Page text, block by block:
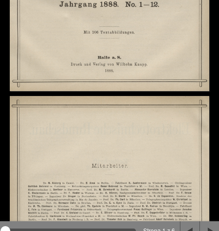
Na stronie wykorzystywane są pliki cookie, bądź
podobne rozwiązania. Aby poznać szczegóły zapoznaj
się zpolityką prywatności.